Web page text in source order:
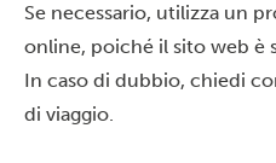
Se necessario, utilizza un
online, poiché il sito web è
In caso di dubbio, chiedi
di viaggio.